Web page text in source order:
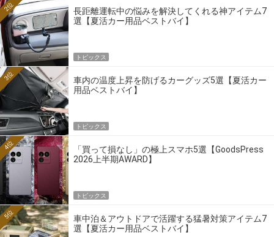
長距離運転中の悩みを解決してくれる神アイテム7
選【夏活カー用品ベストバイ】
2位
トピックス
車内の温度上昇を防げるカーグッズ5選【夏活カー
用品ベストバイ】
3位
トピックス
「買って損なし」の極上スマホ5選【GoodsPress
2026上半期AWARD】
4位
トピックス
車中泊＆アウトドアで活躍する猛暑対策アイテム7
選【夏活カー用品ベストバイ】
5位